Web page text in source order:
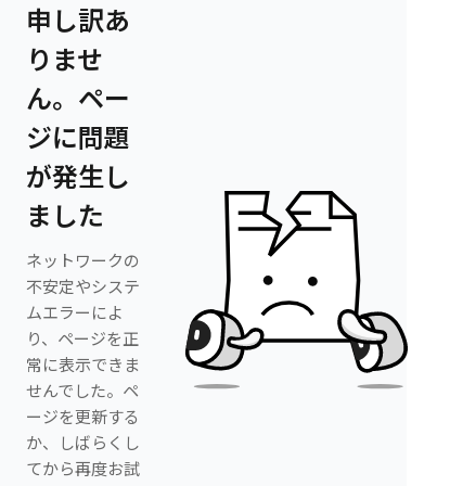
申し訳あ
りませ
ん。ペー
ジに問題
が発生し
ました
ネットワークの
不安定やシステ
ムエラーによ
り、ページを正
常に表示できま
せんでした。ペ
ージを更新する
か、しばらくし
てから再度お試